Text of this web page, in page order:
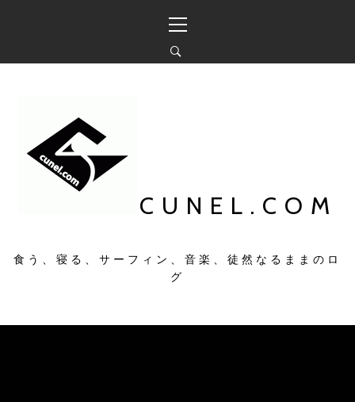
ン
イ
ン
メ
CUNEL.COM
食う、寝る、サーフィン、音楽、徒然なるままのロ
グ